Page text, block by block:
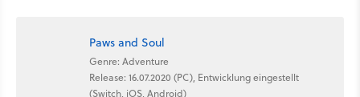
Paws and Soul
Genre: Adventure
Release: 16.07.2020 (PC), Entwicklung eingestellt
(Switch, iOS, Android)